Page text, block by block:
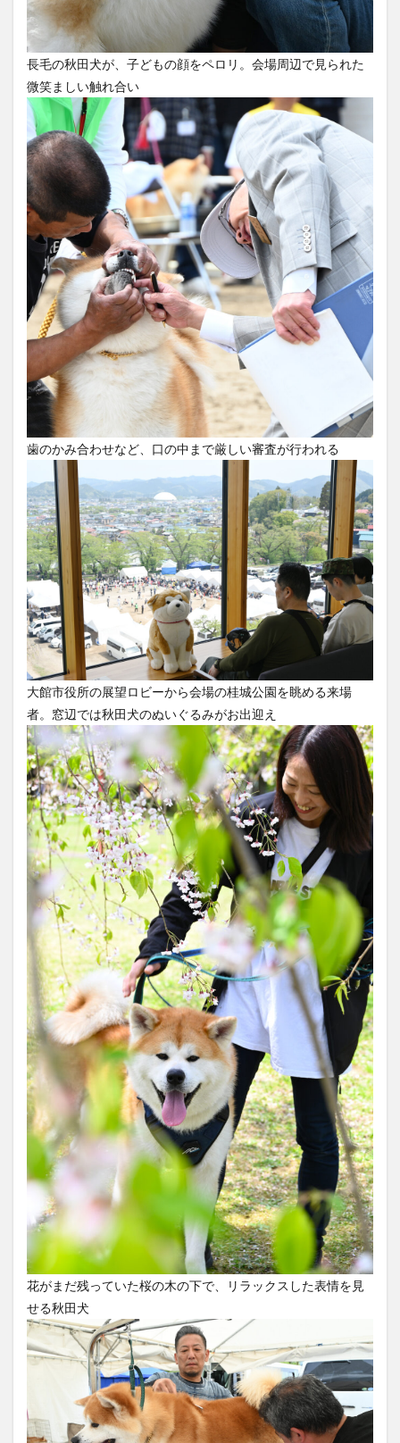
長毛の秋田犬が、子どもの顔をペロリ。会場周辺で見られた
微笑ましい触れ合い
歯のかみ合わせなど、口の中まで厳しい審査が行われる
大館市役所の展望ロビーから会場の桂城公園を眺める来場
者。窓辺では秋田犬のぬいぐるみがお出迎え
花がまだ残っていた桜の木の下で、リラックスした表情を見
せる秋田犬